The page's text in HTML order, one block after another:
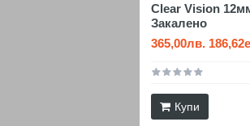
Clear Vision
Закалено
365,00лв.
Купи